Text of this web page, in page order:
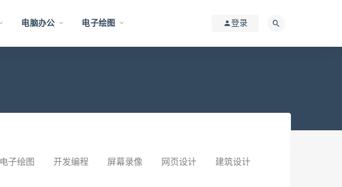
电脑办公 电子绘图 登录
电子绘图 开发编程 屏幕录像 网页设计 建筑设计